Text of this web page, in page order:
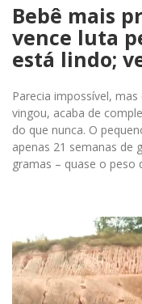
Bebê mais
vence luta
está lindo;
Parecia impossível,
vingou, acaba de
do que nunca. O
apenas 21 semanas de
gramas – quase o peso